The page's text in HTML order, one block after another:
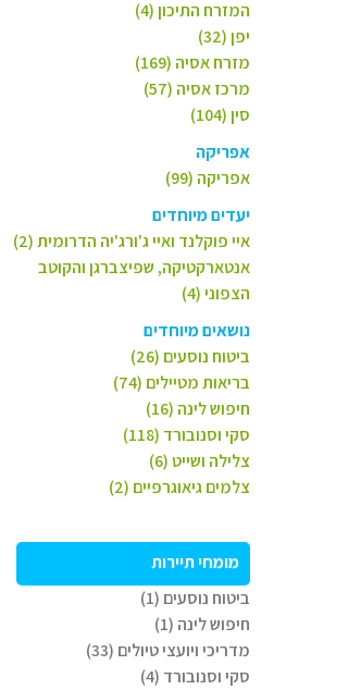
המזרח התיכון (4)
יפן (32)
מזרח אסיה (169)
מרכז אסיה (57)
סין (104)
אפריקה
אפריקה (99)
יעדים מיוחדים
איי פוקלנד ואיי ג'ורג'יה הדרומית (2)
אנטארקטיקה, שפיצברגן והקוטב
הצפוני (4)
נושאים מיוחדים
ביטוח נוסעים (26)
בריאות מטיילים (74)
חיפוש לינה (16)
סקי וסנובורד (118)
צלילה ושייט (6)
צלמים גיאוגרפיים (2)
מומחי תיירות
ביטוח נוסעים (1)
חיפוש לינה (1)
מדריכי ויועצי טיולים (33)
סקי וסנובורד (4)